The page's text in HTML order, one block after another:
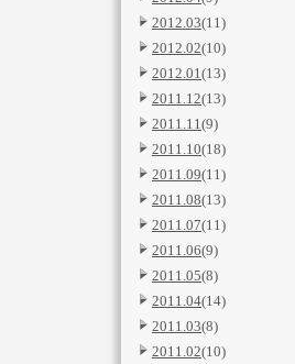
2012.03(11)
2012.02(10)
2012.01(13)
2011.12(13)
2011.11(9)
2011.10(18)
2011.09(11)
2011.08(13)
2011.07(11)
2011.06(9)
2011.05(8)
2011.04(14)
2011.03(8)
2011.02(10)